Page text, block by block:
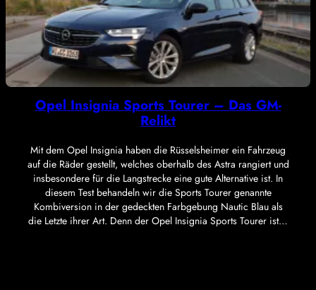
Opel Insignia Sports Tourer – Das GM-
Relikt
Mit dem Opel Insignia haben die Rüsselsheimer ein Fahrzeug
auf die Räder gestellt, welches oberhalb des Astra rangiert und
insbesondere für die Langstrecke eine gute Alternative ist. In
diesem Test behandeln wir die Sports Tourer genannte
Kombiversion in der gedeckten Farbgebung Nautic Blau als
die Letzte ihrer Art. Denn der Opel Insignia Sports Tourer ist…